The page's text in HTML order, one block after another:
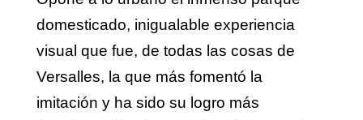
domesticado, inigualable experiencia
visual que fue, de todas las cosas de
Versalles, la que más fomentó la
imitación y ha sido su logro más